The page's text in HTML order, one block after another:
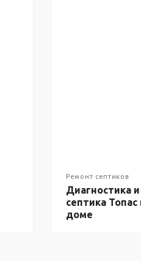
Ремонт септиков
Диагностика
септика
доме